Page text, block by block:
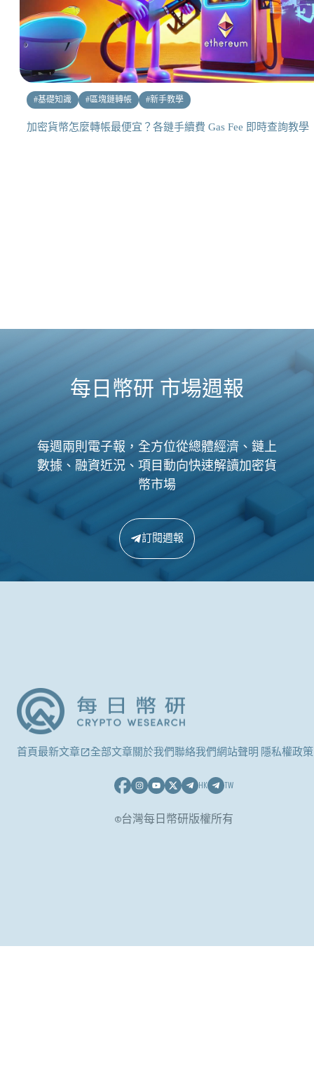
#基礎知識 #區塊鏈轉帳 #新手教學
加密貨幣怎麼轉帳最便宜？各鏈手續費 Gas Fee 即時查詢教學
每日幣研 市場週報
每週兩則電子報，全方位從總體經濟、鏈上
數據、融資近況、項目動向快速解讀加密貨
幣市場
訂閱週報
首頁最新文章 全部文章關於我們聯絡我們網站聲明 隱私權政策
HK TW
©台灣每日幣研版權所有